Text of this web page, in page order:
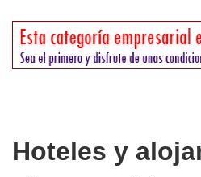
Hoteles y